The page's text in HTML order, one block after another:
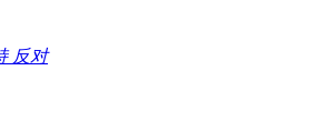
反对